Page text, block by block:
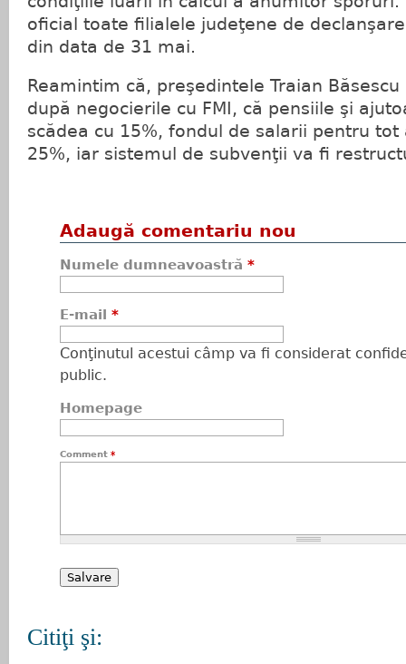
oficial toate filialele judeţene de
din data de 31 mai.
Reamintim că, preşedintele Traian
după negocierile cu FMI, că pensiile şi
scădea cu 15%, fondul de salarii pentru
25%, iar sistemul de subvenţii va fi
Adaugă comentariu nou
Numele dumneavoastră *
E-mail *
Conţinutul acestui câmp va fi considerat
public.
Homepage
Comment *
Citiţi şi: